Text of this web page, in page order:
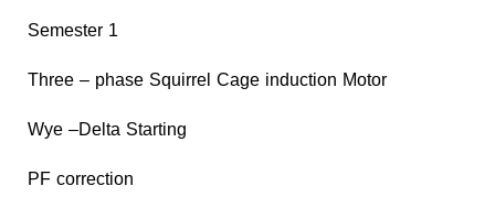
Semester 1
Three – phase Squirrel Cage induction Motor
Wye –Delta Starting
PF correction